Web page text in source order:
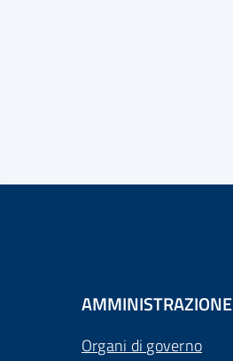
AMMINISTRAZIONE
Organi di governo